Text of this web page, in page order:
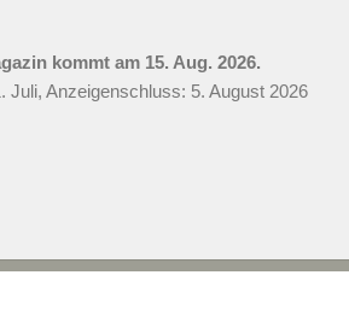
kommt am 15. Aug. 2026.
Juli, Anzeigenschluss: 5. August 2026